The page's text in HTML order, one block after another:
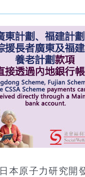
本原子力研究開